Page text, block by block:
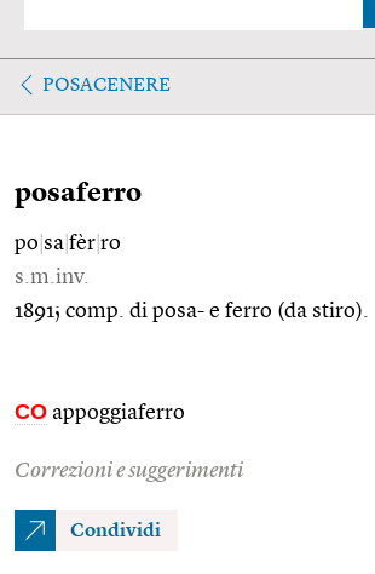
POSACENERE
posaferro
po sa fèr ro
s.m.inv.
1891; comp. di posa- e ferro (da stiro).
CO appoggiaferro
Correzioni e suggerimenti
Condividi